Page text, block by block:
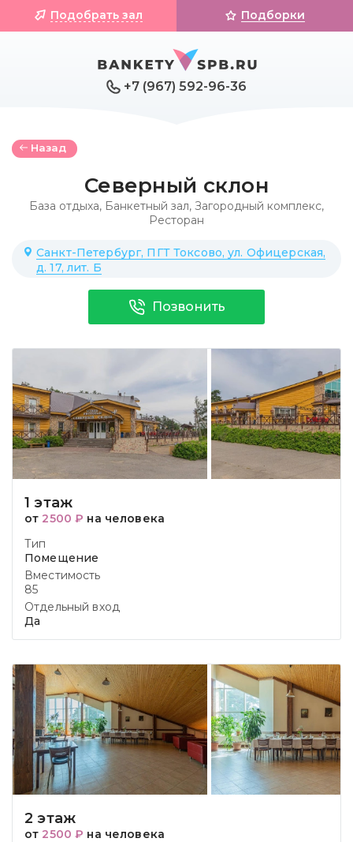
+7 (967) 592-96-36
Подобрать зал Подборки
Назад
Северный склон
База отдыха, Банкетный зал, Загородный комплекс,
Ресторан
Санкт-Петербург, ПГТ Токсово, ул. Офицерская,
д. 17, лит. Б
Позвонить
1 этаж
от 2500 ₽ на человека
Тип
Помещение
Вместимость
85
Отдельный вход
Да
2 этаж
от 2500 ₽ на человека